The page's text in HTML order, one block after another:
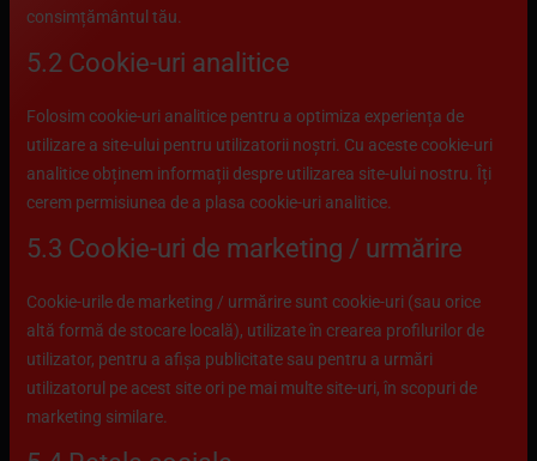
consimțământul tău.
5.2 Cookie-uri analitice
Folosim cookie-uri analitice pentru a optimiza experiența de
utilizare a site-ului pentru utilizatorii noștri. Cu aceste cookie-uri
analitice obținem informații despre utilizarea site-ului nostru. Îți
cerem permisiunea de a plasa cookie-uri analitice.
5.3 Cookie-uri de marketing / urmărire
Cookie-urile de marketing / urmărire sunt cookie-uri (sau orice
altă formă de stocare locală), utilizate în crearea profilurilor de
utilizator, pentru a afișa publicitate sau pentru a urmări
utilizatorul pe acest site ori pe mai multe site-uri, în scopuri de
marketing similare.